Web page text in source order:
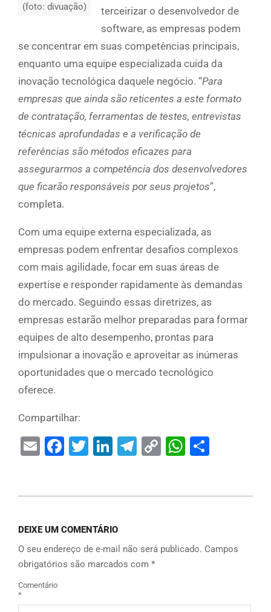
(foto: divuação)
terceirizar o desenvolvedor de
software, as empresas podem
se concentrar em suas competências principais,
enquanto uma equipe especializada cuida da
inovação tecnológica daquele negócio. “Para
empresas que ainda são reticentes a este formato
de contratação, ferramentas de testes, entrevistas
técnicas aprofundadas e a verificação de
referências são métodos eficazes para
assegurarmos a competência dos desenvolvedores
que ficarão responsáveis por seus projetos”,
completa.
Com uma equipe externa especializada, as
empresas podem enfrentar desafios complexos
com mais agilidade, focar em suas áreas de
expertise e responder rapidamente às demandas
do mercado. Seguindo essas diretrizes, as
empresas estarão melhor preparadas para formar
equipes de alto desempenho, prontas para
impulsionar a inovação e aproveitar as inúmeras
oportunidades que o mercado tecnológico
oferece.
Compartilhar:
EmailFacebook
Twitter
LinkedIn
Telegram
Copy
DEIXE UM COMENTÁRIO
O seu endereço de e-mail não será publicado. Campos
obrigatórios são marcados com *
Comentário
*